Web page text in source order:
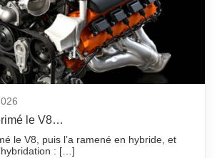
le V8…
le V8, puis l’a ramené en hybride, et
: […]